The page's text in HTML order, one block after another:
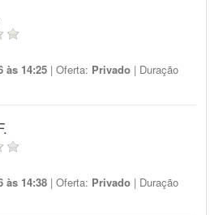
às 14:25 | Oferta: Privado | Duração
às 14:38 | Oferta: Privado | Duração